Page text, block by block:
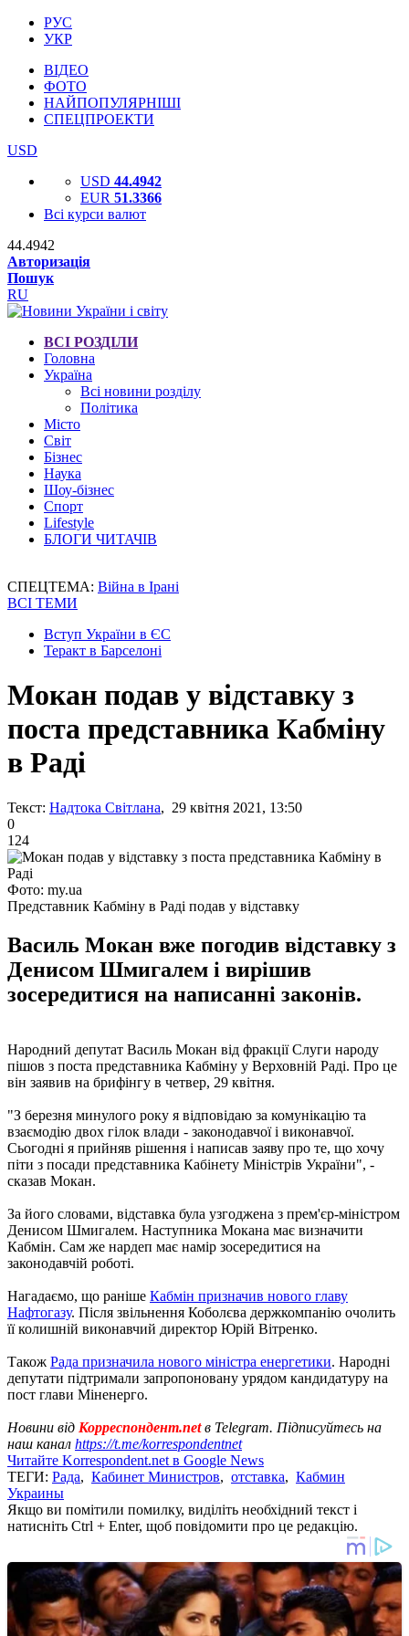
РУС
УКР
ВІДЕО
ФОТО
НАЙПОПУЛЯРНІШІ
СПЕЦПРОЕКТИ
USD
USD 44.4942
EUR 51.3366
Всі курси валют
44.4942
Авторизація
Пошук
RU
ВСІ РОЗДІЛИ
Головна
Україна
Всі новини розділу
Політика
Місто
Світ
Бізнес
Наука
Шоу-бізнес
Спорт
Lifestyle
БЛОГИ ЧИТАЧІВ
СПЕЦТЕМА: Війна в Ірані
ВСІ ТЕМИ
Вступ України в ЄС
Теракт в Барселоні
Мокан подав у відставку з
поста представника Кабміну
в Раді
Текст: Надтока Світлана, 29 квітня 2021, 13:50
0
124
Фото: my.ua
Представник Кабміну в Раді подав у відставку
Василь Мокан вже погодив відставку з
Денисом Шмигалем і вирішив
зосередитися на написанні законів.
Народний депутат Василь Мокан від фракції Слуги народу
пішов з поста представника Кабміну у Верховній Раді. Про це
він заявив на брифінгу в четвер, 29 квітня.
"З березня минулого року я відповідаю за комунікацію та
взаємодію двох гілок влади - законодавчої і виконавчої.
Сьогодні я прийняв рішення і написав заяву про те, що хочу
піти з посади представника Кабінету Міністрів України", -
сказав Мокан.
За його словами, відставка була узгоджена з прем'єр-міністром
Денисом Шмигалем. Наступника Мокана має визначити
Кабмін. Сам же нардеп має намір зосередитися на
законодавчій роботі.
Нагадаємо, що раніше Кабмін призначив нового главу
Нафтогазу. Після звільнення Коболєва держкомпанію очолить
її колишній виконавчий директор Юрій Вітренко.
Також Рада призначила нового міністра енергетики. Народні
депутати підтримали запропоновану урядом кандидатуру на
пост глави Міненерго.
Новини від Корреспондент.netв Telegram. Підписуйтесь на
наш канал https://t.me/korrespondentnet
Читайте Korrespondent.net в Google News
ТЕГИ: Рада, Кабинет Министров, отставка, Кабмин
Украины
Якщо ви помітили помилку, виділіть необхідний текст і
натисніть Ctrl + Enter, щоб повідомити про це редакцію.